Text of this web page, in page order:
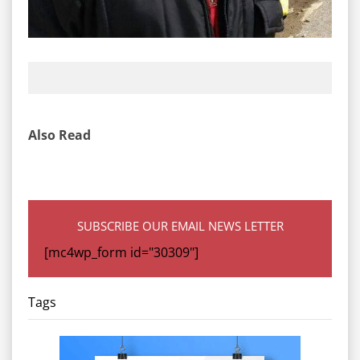
Also Read
SUBSCRIBE OUR EMAIL NEWS LETTER
[mc4wp_form id="30309"]
Tags